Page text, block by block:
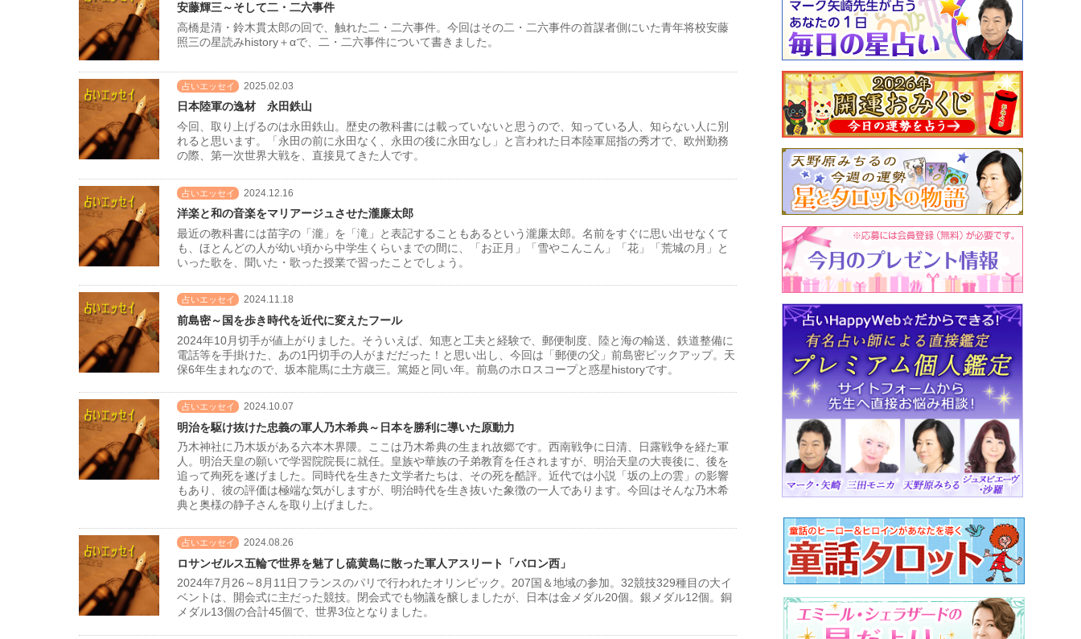
安藤輝三～そして二・二六事件
高橋是清・鈴木貫太郎の回で、触れた二・二六事件。今回はその二・二六事件の首謀者側にいた青年将校安藤
照三の星読みhistory＋αで、二・二六事件について書きました。
占いエッセイ 2025.02.03
日本陸軍の逸材 永田鉄山
今回、取り上げるのは永田鉄山。歴史の教科書には載っていないと思うので、知っている人、知らない人に別
れると思います。「永田の前に永田なく、永田の後に永田なし」と言われた日本陸軍屈指の秀才で、欧州勤務
の際、第一次世界大戦を、直接見てきた人です。
占いエッセイ 2024.12.16
洋楽と和の音楽をマリアージュさせた瀧廉太郎
最近の教科書には苗字の「瀧」を「滝」と表記することもあるという瀧廉太郎。名前をすぐに思い出せなくて
も、ほとんどの人が幼い頃から中学生くらいまでの間に、「お正月」「雪やこんこん」「花」「荒城の月」と
いった歌を、聞いた・歌った授業で習ったことでしょう。
占いエッセイ 2024.11.18
前島密～国を歩き時代を近代に変えたフール
2024年10月切手が値上がりました。そういえば、知恵と工夫と経験で、郵便制度、陸と海の輸送、鉄道整備に
電話等を手掛けた、あの1円切手の人がまだだった！と思い出し、今回は「郵便の父」前島密ピックアップ。天
保6年生まれなので、坂本龍馬に土方歳三。篤姫と同い年。前島のホロスコープと惑星historyです。
占いエッセイ 2024.10.07
明治を駆け抜けた忠義の軍人乃木希典～日本を勝利に導いた原動力
乃木神社に乃木坂がある六本木界隈。ここは乃木希典の生まれ故郷です。西南戦争に日清、日露戦争を経た軍
人。明治天皇の願いで学習院院長に就任。皇族や華族の子弟教育を任されますが、明治天皇の大喪後に、後を
追って殉死を遂げました。同時代を生きた文学者たちは、その死を酷評。近代では小説「坂の上の雲」の影響
もあり、彼の評価は極端な気がしますが、明治時代を生き抜いた象徴の一人であります。今回はそんな乃木希
典と奥様の静子さんを取り上げました。
占いエッセイ 2024.08.26
ロサンゼルス五輪で世界を魅了し硫黄島に散った軍人アスリート「バロン西」
2024年7月26～8月11日フランスのパリで行われたオリンピック。207国＆地域の参加。32競技329種目の大イ
ベントは、開会式に主だった競技。閉会式でも物議を醸しましたが、日本は金メダル20個。銀メダル12個。銅
メダル13個の合計45個で、世界3位となりました。